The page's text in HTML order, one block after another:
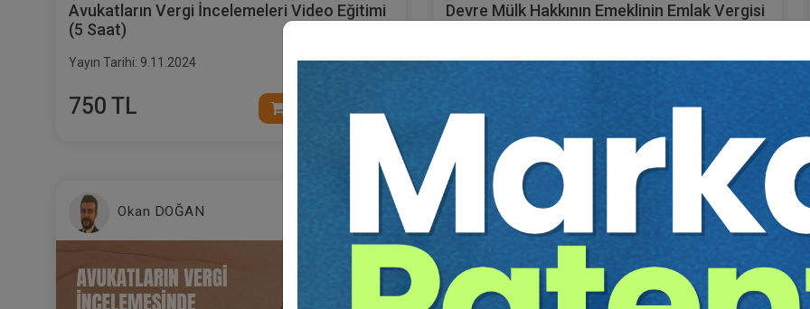
Avukatların Vergi İncelemeleri Video Eğitimi
(5 Saat)
Yayın Tarihi: 9.11.2024
750 TL Sepete Ekle
Devre Mülk Hakkının Emeklinin Emlak Vergisi
Yayın Tarihi: 24.04.2024
300 TL Sepete Ekle
Okan DOĞAN Sadettin BULUTOĞLU